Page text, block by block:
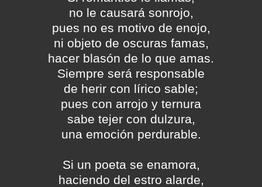
no le causará sonrojo,
pues no es motivo de enojo,
ni objeto de oscuras famas,
hacer blasón de lo que amas.
Siempre será responsable
de herir con lírico sable;
pues con arrojo y ternura
sabe tejer con dulzura,
una emoción perdurable.
Si un poeta se enamora,
haciendo del estro alarde,